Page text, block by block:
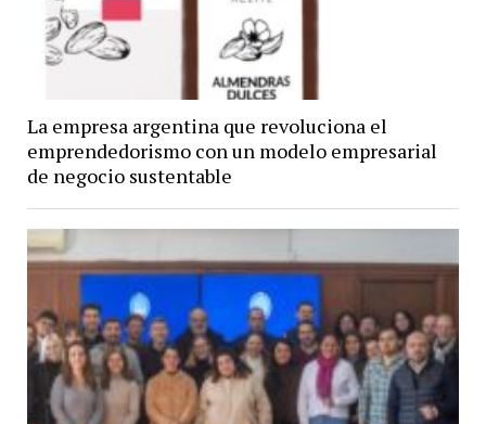
La empresa argentina que revoluciona el
emprendedorismo con un modelo empresarial
de negocio sustentable